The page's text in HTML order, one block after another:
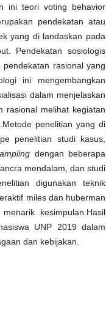
ini teori voting behavior
pendekatan atau
yang di landaskan pada
Pendekatan sosiologis
rasional yang
ini mengembangkan
dalam menjelaskan
rasional melihat kegiatan
penelitian yang di
penelitian studi kasus,
dengan beberapa
mendalam, dan studi
digunakan teknik
miles dan huberman
kesimpulan.Hasil
UNP 2019 dalam
dan kebijakan.